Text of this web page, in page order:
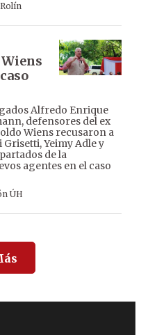
Alfredo Enrique
defensores del ex
Wiens recusaron a
Yeimy Adle y
de la
agentes en el caso
ÚH